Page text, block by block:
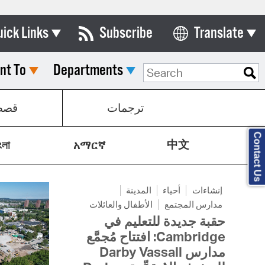
Links
& Commissions
Directory
City Council
List
& Documents
Code
Meeting Portal
Subscribe Translate
Select Language
To Departments
ترجمات
አማርኛ 中文
إنشاءات أحياء
المدينة
مدارس المجتمع
الأطفال والعائلات
حقبة جديدة للتعليم في
Cambridge: افتتاح مُجمَّع
مدارس Darby Vassall
Contact Us